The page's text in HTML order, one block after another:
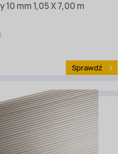
mm 1,05 X 7,00 m
Sprawdź